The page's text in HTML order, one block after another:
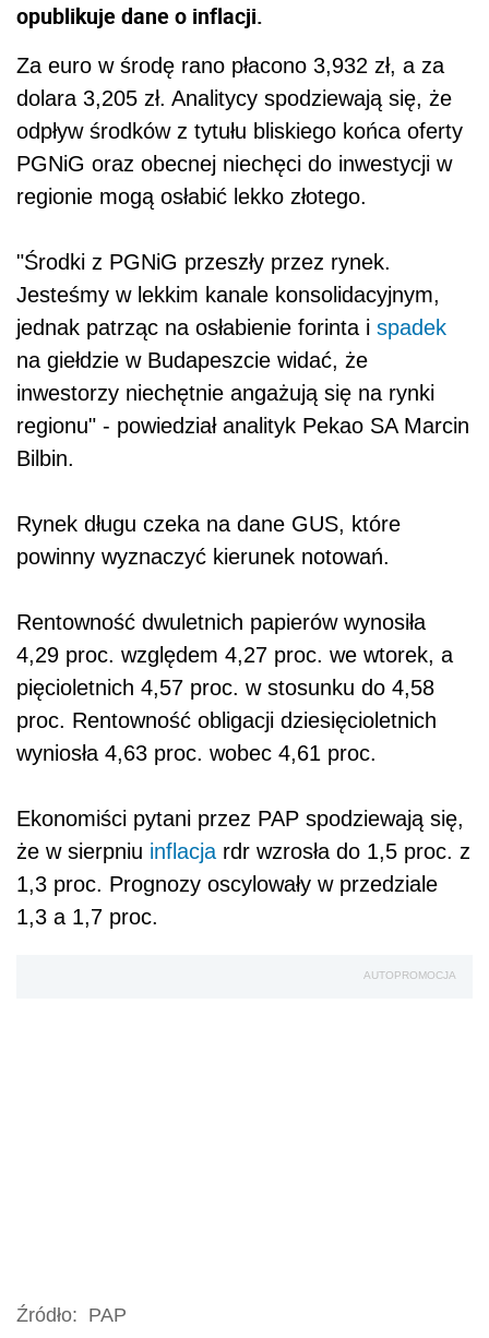
opublikuje dane o inflacji.
Za euro w środę rano płacono 3,932 zł, a za
dolara 3,205 zł. Analitycy spodziewają się, że
odpływ środków z tytułu bliskiego końca oferty
PGNiG oraz obecnej niechęci do inwestycji w
regionie mogą osłabić lekko złotego.
"Środki z PGNiG przeszły przez rynek.
Jesteśmy w lekkim kanale konsolidacyjnym,
jednak patrząc na osłabienie forinta i spadek
na giełdzie w Budapeszcie widać, że
inwestorzy niechętnie angażują się na rynki
regionu" - powiedział analityk Pekao SA Marcin
Bilbin.
Rynek długu czeka na dane GUS, które
powinny wyznaczyć kierunek notowań.
Rentowność dwuletnich papierów wynosiła
4,29 proc. względem 4,27 proc. we wtorek, a
pięcioletnich 4,57 proc. w stosunku do 4,58
proc. Rentowność obligacji dziesięcioletnich
wyniosła 4,63 proc. wobec 4,61 proc.
Ekonomiści pytani przez PAP spodziewają się,
że w sierpniu inflacja rdr wzrosła do 1,5 proc. z
1,3 proc. Prognozy oscylowały w przedziale
1,3 a 1,7 proc.
AUTOPROMOCJA
Źródło: PAP